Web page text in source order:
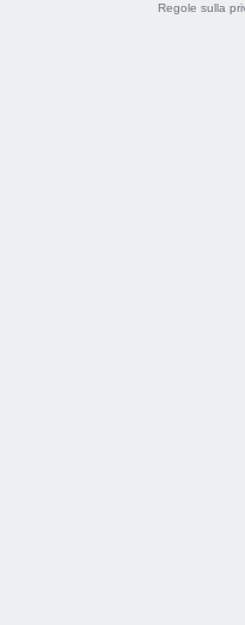
Regole sulla